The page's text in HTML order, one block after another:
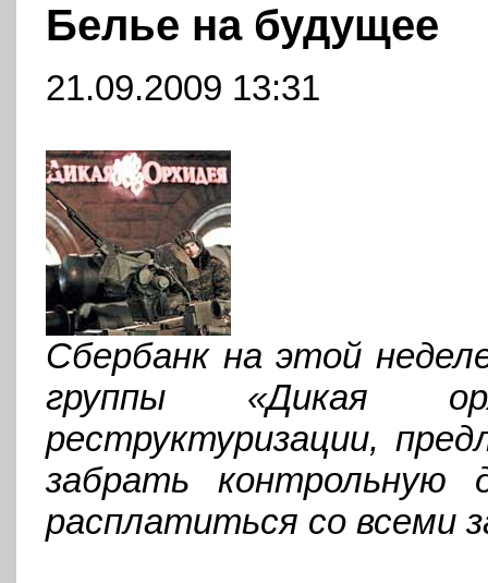
Белье на будущее
21.09.2009 13:31
Сбербанк на этой
группы «Дикая
реструктуризации,
забрать
расплатиться со всеми